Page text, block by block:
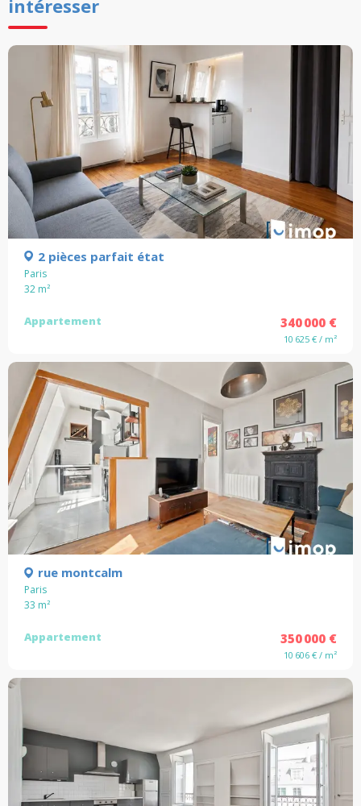
intéresser
2 pièces parfait état
Paris
32 m²
Appartement 340 000 €
10 625 € / m²
rue montcalm
Paris
33 m²
Appartement 350 000 €
10 606 € / m²